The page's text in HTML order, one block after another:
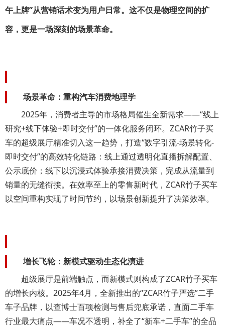
午上牌”从营销话术变为用户日常。这不仅是物理空间的扩
容，更是一场深刻的场景革命。
场景革命：重构汽车消费地理学
2025年，消费者主导的市场格局催生全新需求——“线上
研究+线下体验+即时交付”的一体化服务闭环。ZCAR竹子买
车的超级展厅精准切入这一趋势，打造“数字引流-场景转化-
即时交付”的高效转化链路：线上通过透明化直播拆解配置、
公示底价；线下以沉浸式体验承接消费决策，完成从流量到
销量的无缝衔接。在效率至上的零售新时代，ZCAR竹子买车
以空间重构实现了时间节约，以场景创新提升了决策效率。
增长飞轮：新模式驱动生态化演进
超级展厅是前端触点，而新模式则构成了ZCAR竹子买车
的增长内核。2025年4月，全新推出的“ZCAR竹子严选”二手
车子品牌，以查博士百项检测与售后兜底承诺，直面二手车
行业最大痛点——车况不透明，补全了“新车+二手车”的全品